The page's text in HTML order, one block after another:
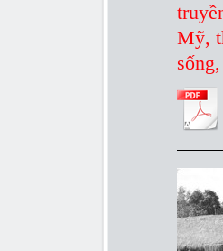
Mỹ,